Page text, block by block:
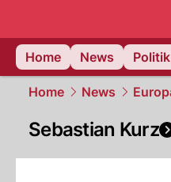
Home
News Politik
Home News
Sebastian Kurz